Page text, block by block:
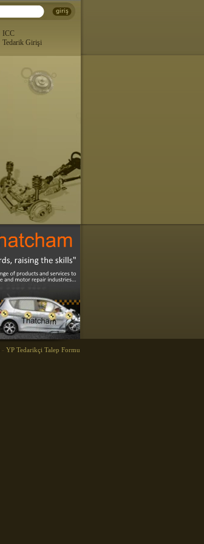
ICC
Tedarik Girişi
- YP Tedarikçi Talep Formu